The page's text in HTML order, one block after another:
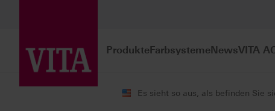
ProdukteFarbsystemeNewsVITA
Es sieht so aus, als befinden Sie